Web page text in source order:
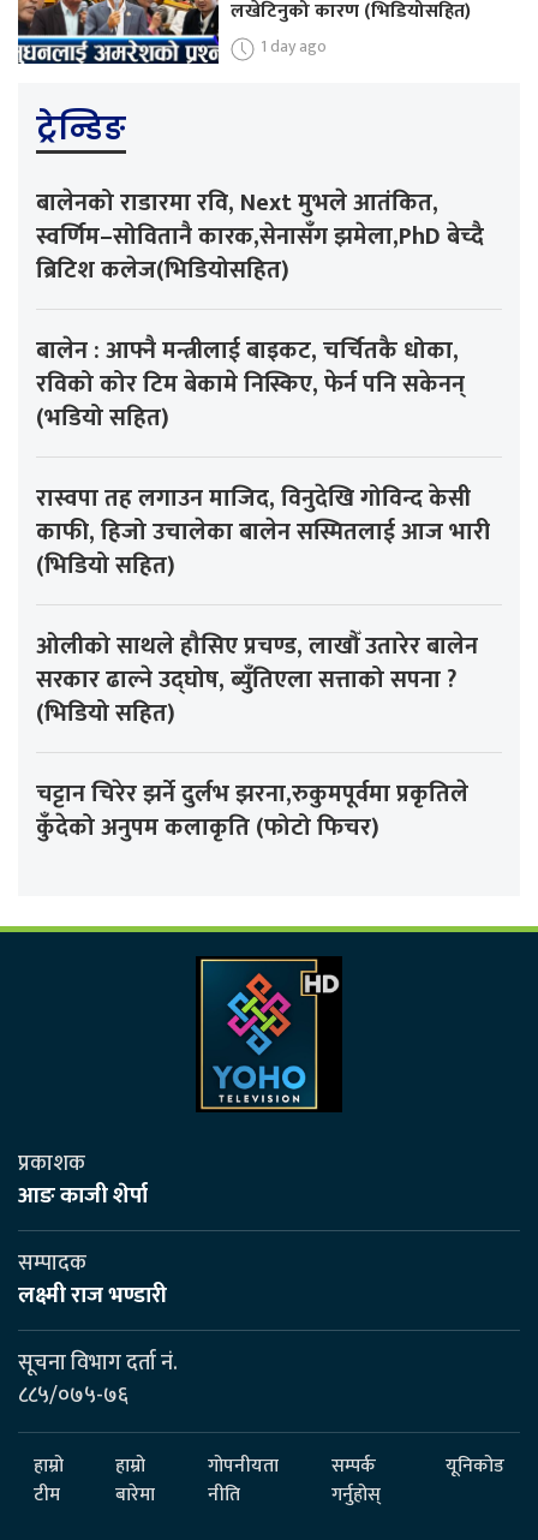
लखेटिनुको कारण (भिडियोसहित)
1 day ago
ट्रेन्डिङ
बालेनको राडारमा रवि, Next मुभले आतंकित,
स्वर्णिम–सोवितानै कारक,सेनासँग झमेला,PhD बेच्दै
ब्रिटिश कलेज(भिडियोसहित)
बालेन : आफ्नै मन्त्रीलाई बाइकट, चर्चितकै धोका,
रविको कोर टिम बेकामे निस्किए, फेर्न पनि सकेनन्
(भडियो सहित)
रास्वपा तह लगाउन माजिद, विनुदेखि गोविन्द केसी
काफी, हिजो उचालेका बालेन सस्मितलाई आज भारी
(भिडियो सहित)
ओलीको साथले हौसिए प्रचण्ड, लाखौँ उतारेर बालेन
सरकार ढाल्ने उद्घोष, ब्युँतिएला सत्ताको सपना ?
(भिडियो सहित)
चट्टान चिरेर झर्ने दुर्लभ झरना,रुकुमपूर्वमा प्रकृतिले
कुँदेको अनुपम कलाकृति (फोटो फिचर)
प्रकाशक
आङ काजी शेर्पा
सम्पादक
लक्ष्मी राज भण्डारी
सूचना विभाग दर्ता नं.
८८५/०७५-७६
हाम्रो
टीम
हाम्रो
बारेमा
गोपनीयता
नीति
सम्पर्क
गर्नुहोस्
यूनिकोड